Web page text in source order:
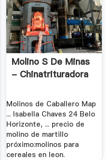
Molino S De Minas
- Chinatrituradora
Molinos de Caballero Map
... Isabella Chaves 24 Belo
Horizonte, ... precio de
molino de martillo
próximo:molinos para
cereales en leon.